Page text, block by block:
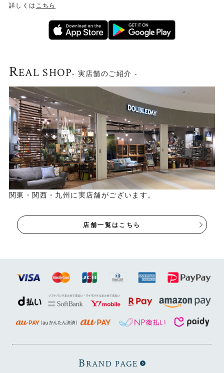
詳しくは こちら
REAL SHOP- 実店舗のご紹介 -
関東・関西・九州に実店舗がございます。
店舗一覧はこちら
BRAND PAGE